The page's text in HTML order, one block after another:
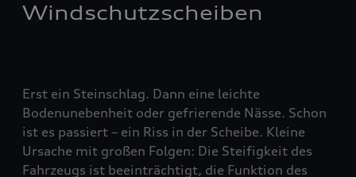
Windschutzscheiben
Erst ein Steinschlag. Dann eine leichte
Bodenunebenheit oder gefrierende Nässe. Schon
ist es passiert – ein Riss in der Scheibe. Kleine
Ursache mit großen Folgen: Die Steifigkeit des
Fahrzeugs ist beeinträchtigt, die Funktion des